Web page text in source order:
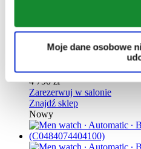
Moje dane osobowe
Zegarek Unisex ∙
Czarny ∙ Tytan
4 790 zł
Zarezerwuj w salonie
Znajdź sklep
Nowy